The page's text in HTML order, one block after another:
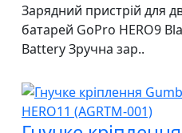
Зарядний пристрій для
батарей GoPro HERO9
Battery Зручна зар..